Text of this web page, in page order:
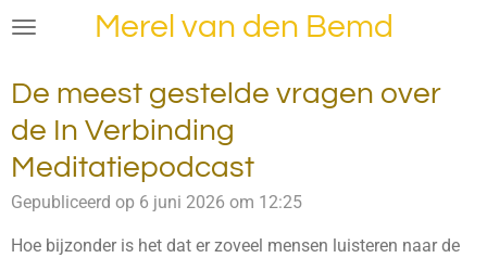
Ga
de
hoofdinhoud
Merel van den Bemd
De meest gestelde vragen over
de In Verbinding
Meditatiepodcast
Gepubliceerd op 6 juni 2026 om 12:25
Hoe bijzonder is het dat er zoveel mensen luisteren naar de